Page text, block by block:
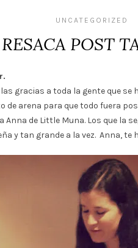
UNCATEGORIZED
RESACA POST
gracias a toda la gente que
de arena para que todo fuera
de Little Muna. Los que la
y tan grande a la vez. Anna,